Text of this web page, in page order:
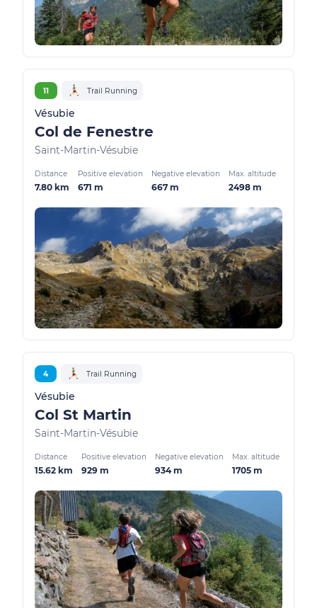
11 Trail Running
Vésubie
Col de Fenestre
Saint-Martin-Vésubie
Distance
7.80 km
Positive elevation
671 m
Negative elevation
667 m
Max. altitude
2498 m
4 Trail Running
Vésubie
Col St Martin
Saint-Martin-Vésubie
Distance
15.62 km
Positive elevation
929 m
Negative elevation
934 m
Max. altitude
1705 m